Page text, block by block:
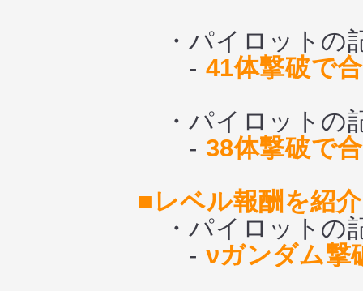
・パイロットの
- 41体撃破で
・パイロットの
- 38体撃破で
■レベル報酬を紹介
・パイロットの
- νガンダム撃